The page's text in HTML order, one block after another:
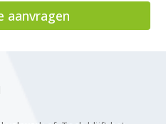
aanvragen